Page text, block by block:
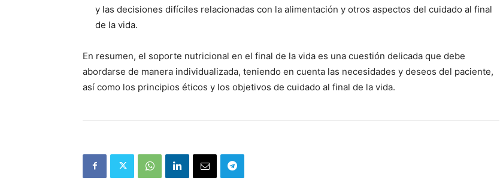
y las decisiones difíciles relacionadas con la alimentación y otros aspectos del cuidado al final
de la vida.
En resumen, el soporte nutricional en el final de la vida es una cuestión delicada que debe
abordarse de manera individualizada, teniendo en cuenta las necesidades y deseos del paciente,
así como los principios éticos y los objetivos de cuidado al final de la vida.